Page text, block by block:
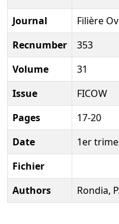
Journal
Filière
Recnumber
353
Volume
31
Issue
FICOW
Pages
17-20
Date
1er
Fichier
Authors
Rondia, P.